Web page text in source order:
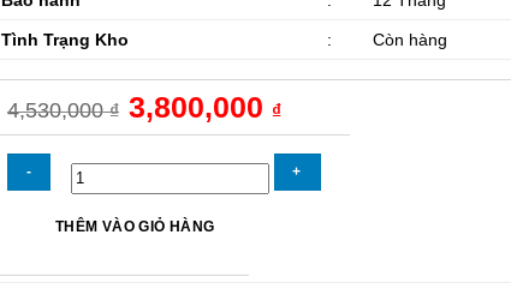
Tình Trạng Kho : Còn hàng
4,530,000₫
Giá
gốc
là:
3,800,000 ₫
Giá
hiện
tại
là:
3,800,000 ₫.
THÊM VÀO GIỎ HÀNG